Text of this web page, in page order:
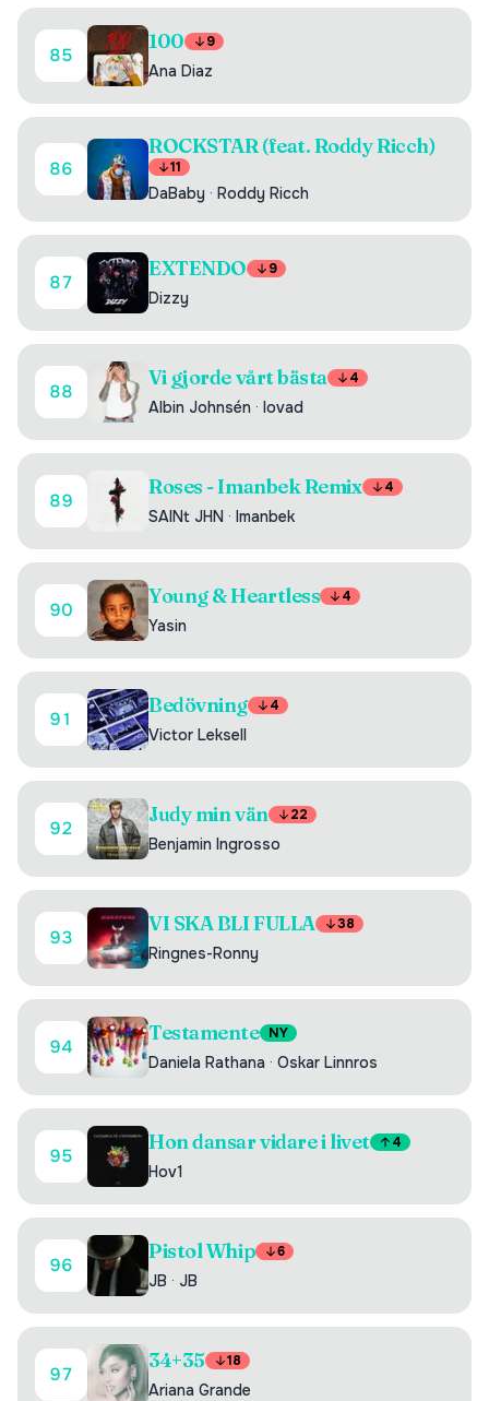
85
100 9
Ana Diaz
86
ROCKSTAR (feat. Roddy Ricch)
11
DaBaby · Roddy Ricch
87
EXTENDO 9
Dizzy
88
Vi gjorde vårt bästa 4
Albin Johnsén · lovad
89
Roses - Imanbek Remix 4
SAINt JHN · Imanbek
90
Young & Heartless 4
Yasin
91
Bedövning 4
Victor Leksell
92
Judy min vän 22
Benjamin Ingrosso
93
VI SKA BLI FULLA 38
Ringnes-Ronny
94
Testamente NY
Daniela Rathana · Oskar Linnros
95
Hon dansar vidare i livet 4
Hov1
96
Pistol Whip 6
JB · JB
97
34+35 18
Ariana Grande